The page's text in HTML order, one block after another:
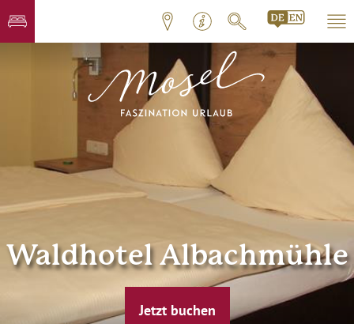
Waldhotel Albachmühle
Jetzt buchen